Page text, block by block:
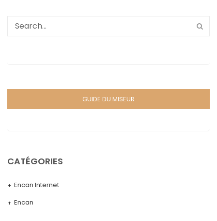
GUIDE DU MISEUR
CATÉGORIES
Encan Internet
Encan